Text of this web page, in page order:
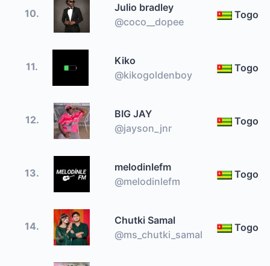
10.
Julio bradley
@coco__dopee
Togo
11.
Kiko
@kikogoldenboy
Togo
12.
BIG JAY
@jayson_jnr
Togo
13.
melodinlefm
@melodinlefm
Togo
14.
Chutki Samal
@ms_chutki_samal
Togo